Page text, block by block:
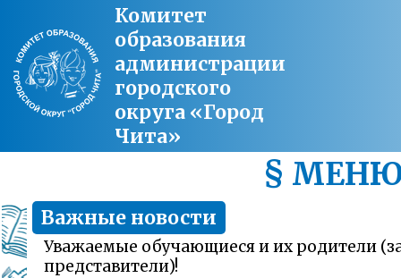
Комитет
образования
администрации
городского
округа «Город
Чита»
§
Важные новости
Уважаемые обучающиеся и их родители
представители)!